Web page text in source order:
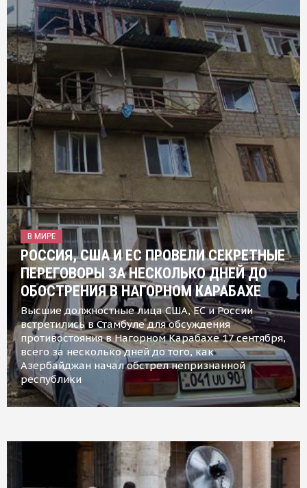
В МИРЕ
РОССИЯ, США И ЕС ПРОВЕЛИ СЕКРЕТНЫЕ
ПЕРЕГОВОРЫ ЗА НЕСКОЛЬКО ДНЕЙ ДО
ОБОСТРЕНИЯ В НАГОРНОМ КАРАБАХЕ
Высшие должностные лица США, ЕС и России
встретились в Стамбуле для обсуждения
противостояния в Нагорном Карабахе 17 сентября,
всего за несколько дней до того, как
Азербайджан начал обстрел непризнанной
республики